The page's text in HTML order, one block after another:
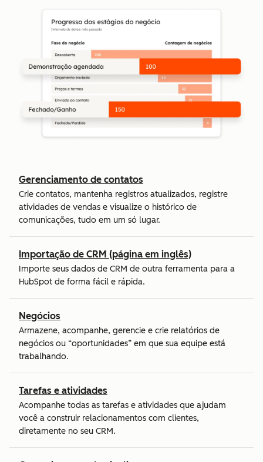
Gerenciamento de contatos
Crie contatos, mantenha registros atualizados, registre
atividades de vendas e visualize o histórico de
comunicações, tudo em um só lugar.
Importação de CRM (página em inglês)
Importe seus dados de CRM de outra ferramenta para a
HubSpot de forma fácil e rápida.
Negócios
Armazene, acompanhe, gerencie e crie relatórios de
negócios ou “oportunidades” em que sua equipe está
trabalhando.
Tarefas e atividades
Acompanhe todas as tarefas e atividades que ajudam
você a construir relacionamentos com clientes,
diretamente no seu CRM.